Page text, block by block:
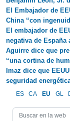
El Embajador de
China “con
El embajador de
negativa de España
Aguirre dice que
“una cortina de
Imaz dice que
seguridad
ES CA EU GL